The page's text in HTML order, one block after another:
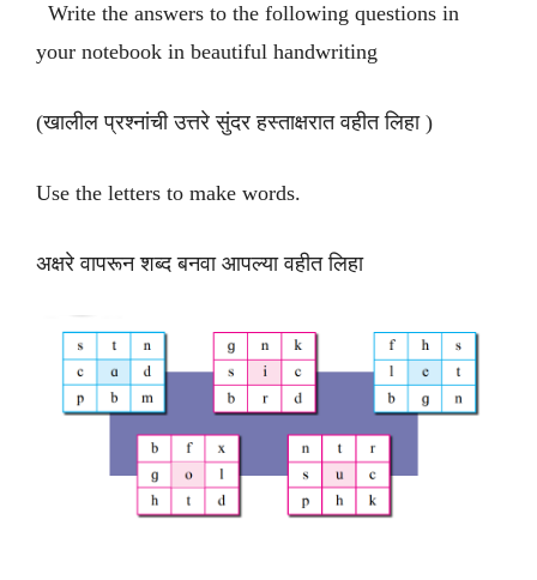
Write the answers to the following questions in
your notebook in beautiful handwriting
(खालील प्रश्नांची उत्तरे सुंदर हस्ताक्षरात वहीत लिहा )
Use the letters to make words.
अक्षरे वापरून शब्द बनवा आपल्या वहीत लिहा